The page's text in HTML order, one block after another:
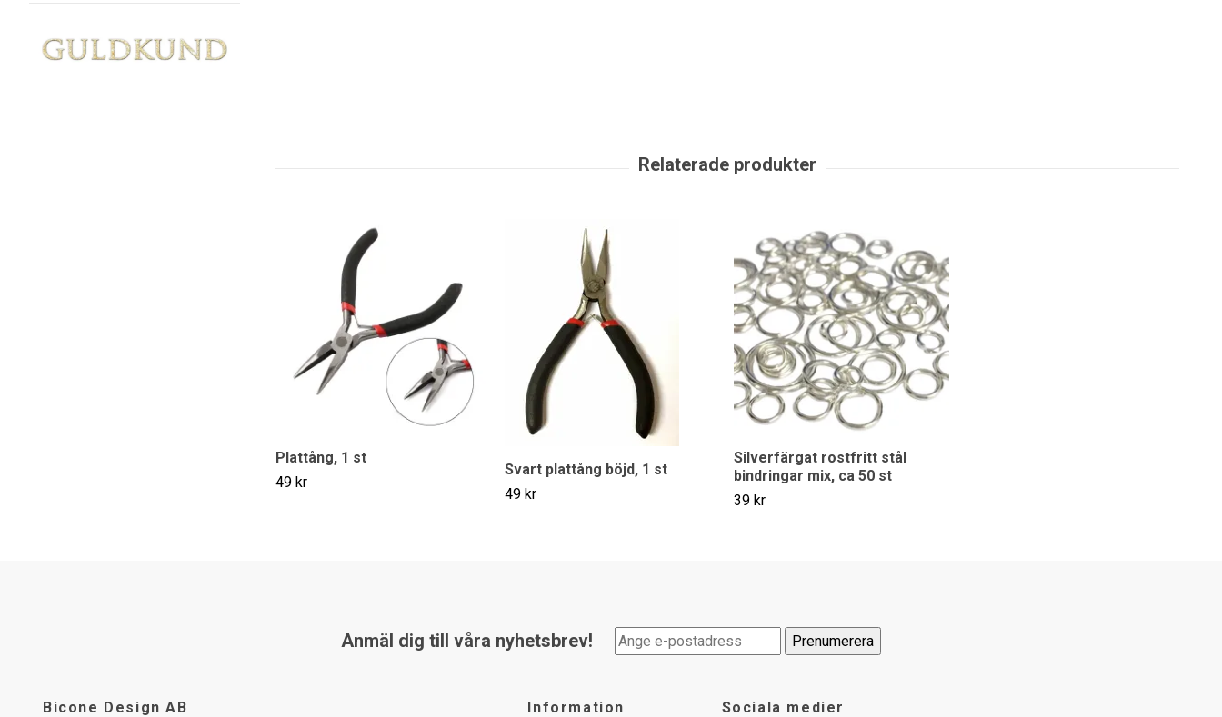
Plattång, 1 st
49 kr
Svart plattång böjd, 1 st
49 kr
Silverfärgat rostfritt stål
bindringar mix, ca 50 st
39 kr
Anmäl dig till våra nyhetsbrev!
Bicone Design AB Information Sociala medier